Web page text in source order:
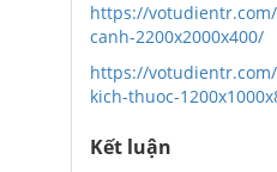
https://
canh-2200x2000x400/
https://
kich-thuoc-
Kết luận